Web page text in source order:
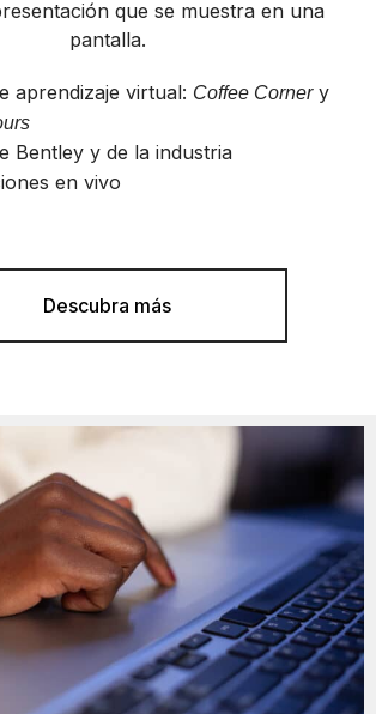
aprendizaje virtual: Coffee Cornery
Bentley y de la industria
en vivo
Descubra más